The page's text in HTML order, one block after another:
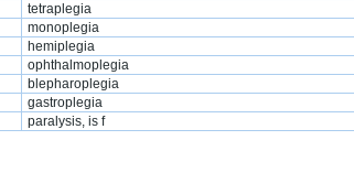
tetraplegia
monoplegia
hemiplegia
ophthalmoplegia
blepharoplegia
gastroplegia
paralysis, is f